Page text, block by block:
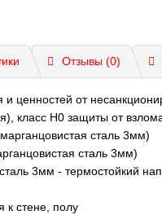
Отзывы (0)
ценностей от
класс Н0 защиты от
сталь 3мм)
сталь 3мм)
3мм - термостойкий
к стене, полу